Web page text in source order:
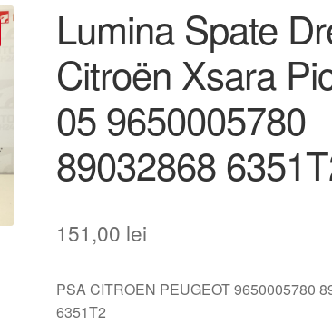
Lumina Spate
Citroën Xsara
05 9650005780
89032868
151,00 lei
PSA CITROEN PEUGEOT 9650005780
6351T2